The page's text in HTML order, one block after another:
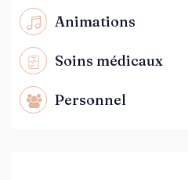
Animations
Soins médicaux
Personnel